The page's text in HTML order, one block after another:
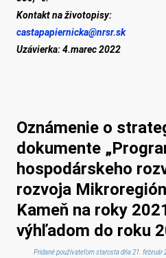
Kontakt na životopisy:
castapapiernicka@nrsr.sk
Uzávierka: 4.marec 2022
Oznámenie o
dokumente
hospodárskeho
rozvoja
Kameň na roky
výhľadom do roku
Pridané používateľomstarostadňa 21. február